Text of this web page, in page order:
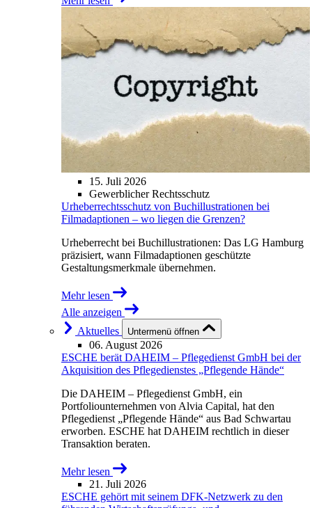
15. Juli 2026
Gewerblicher Rechtsschutz
Urheberrechtsschutz von Buchillustrationen bei
Filmadaptionen – wo liegen die Grenzen?
Urheberrecht bei Buchillustrationen: Das LG Hamburg
präzisiert, wann Filmadaptionen geschützte
Gestaltungsmerkmale übernehmen.
Mehr lesen
Alle anzeigen
Aktuelles
Untermenü öffnen
06. August 2026
ESCHE berät DAHEIM – Pflegedienst GmbH bei der
Akquisition des Pflegedienstes „Pflegende Hände“
Die DAHEIM – Pflegedienst GmbH, ein
Portfoliounternehmen von Alvia Capital, hat den
Pflegedienst „Pflegende Hände“ aus Bad Schwartau
erworben. ESCHE hat DAHEIM rechtlich in dieser
Transaktion beraten.
Mehr lesen
21. Juli 2026
ESCHE gehört mit seinem DFK-Netzwerk zu den